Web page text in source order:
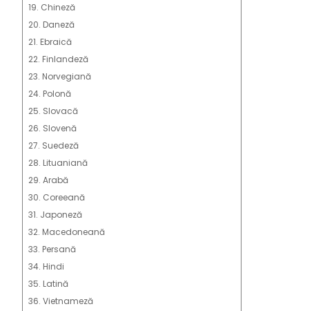
19. Chineză
20. Daneză
21. Ebraică
22. Finlandeză
23. Norvegiană
24. Polonă
25. Slovacă
26. Slovenă
27. Suedeză
28. Lituaniană
29. Arabă
30. Coreeană
31. Japoneză
32. Macedoneană
33. Persană
34. Hindi
35. Latină
36. Vietnameză